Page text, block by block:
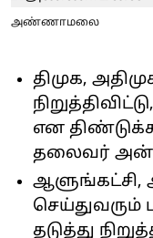
அண்ணாமலை
திமுக,
என
தலைவர்
தடுத்து